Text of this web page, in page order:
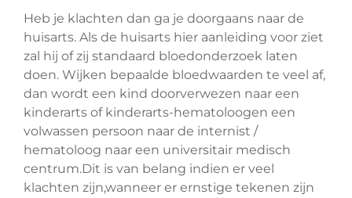
Heb je klachten dan ga je doorgaans naar de
huisarts. Als de huisarts hier aanleiding voor ziet
zal hij of zij standaard bloedonderzoek laten
doen. Wijken bepaalde bloedwaarden te veel af,
dan wordt een kind doorverwezen naar een
kinderarts of kinderarts-hematoloogen een
volwassen persoon naar de internist /
hematoloog naar een universitair medisch
centrum.Dit is van belang indien er veel
klachten zijn,wanneer er ernstige tekenen zijn